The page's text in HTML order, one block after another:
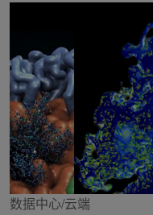
数据中心/云端